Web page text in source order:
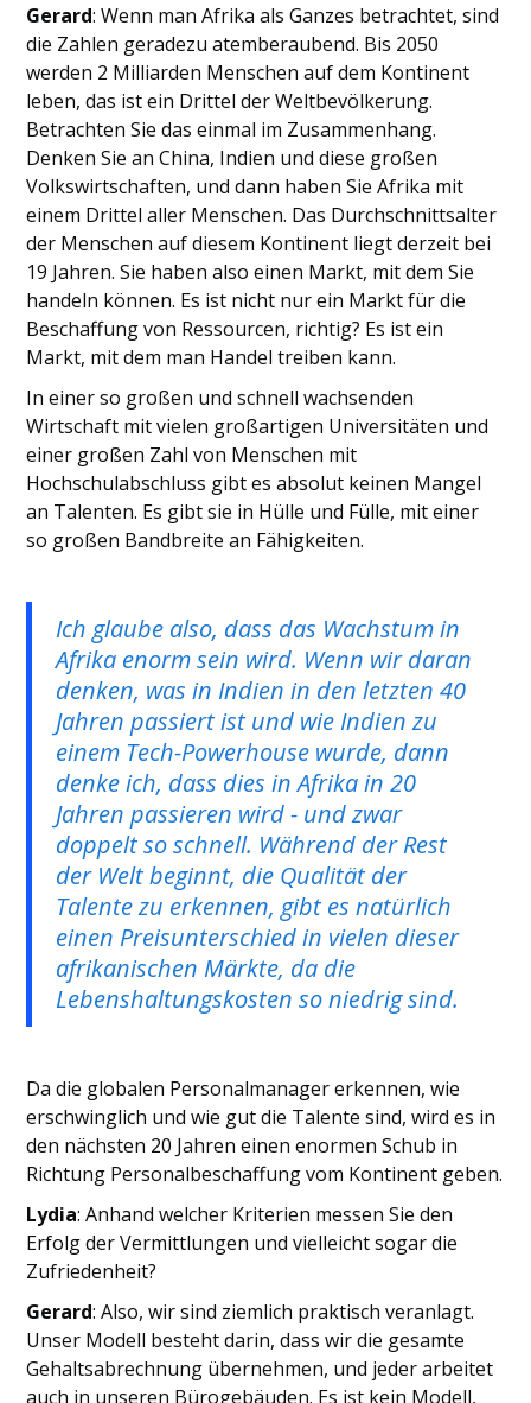
Gerard: Wenn man Afrika als Ganzes betrachtet, sind
die Zahlen geradezu atemberaubend. Bis 2050
werden 2 Milliarden Menschen auf dem Kontinent
leben, das ist ein Drittel der Weltbevölkerung.
Betrachten Sie das einmal im Zusammenhang.
Denken Sie an China, Indien und diese großen
Volkswirtschaften, und dann haben Sie Afrika mit
einem Drittel aller Menschen. Das Durchschnittsalter
der Menschen auf diesem Kontinent liegt derzeit bei
19 Jahren. Sie haben also einen Markt, mit dem Sie
handeln können. Es ist nicht nur ein Markt für die
Beschaffung von Ressourcen, richtig? Es ist ein
Markt, mit dem man Handel treiben kann.
In einer so großen und schnell wachsenden
Wirtschaft mit vielen großartigen Universitäten und
einer großen Zahl von Menschen mit
Hochschulabschluss gibt es absolut keinen Mangel
an Talenten. Es gibt sie in Hülle und Fülle, mit einer
so großen Bandbreite an Fähigkeiten.
Ich glaube also, dass das Wachstum in
Afrika enorm sein wird. Wenn wir daran
denken, was in Indien in den letzten 40
Jahren passiert ist und wie Indien zu
einem Tech-Powerhouse wurde, dann
denke ich, dass dies in Afrika in 20
Jahren passieren wird - und zwar
doppelt so schnell. Während der Rest
der Welt beginnt, die Qualität der
Talente zu erkennen, gibt es natürlich
einen Preisunterschied in vielen dieser
afrikanischen Märkte, da die
Lebenshaltungskosten so niedrig sind.
Da die globalen Personalmanager erkennen, wie
erschwinglich und wie gut die Talente sind, wird es in
den nächsten 20 Jahren einen enormen Schub in
Richtung Personalbeschaffung vom Kontinent geben.
Lydia: Anhand welcher Kriterien messen Sie den
Erfolg der Vermittlungen und vielleicht sogar die
Zufriedenheit?
Gerard: Also, wir sind ziemlich praktisch veranlagt.
Unser Modell besteht darin, dass wir die gesamte
Gehaltsabrechnung übernehmen, und jeder arbeitet
auch in unseren Bürogebäuden. Es ist kein Modell,